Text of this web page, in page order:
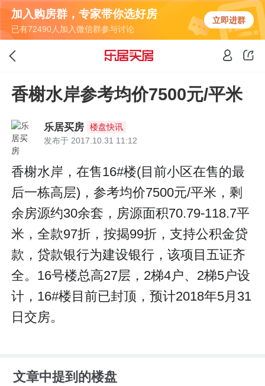
加入购房群，专家带你选好房
已有72490人加入微信群参与讨论
立即进群
香榭水岸参考均价7500元/平米
乐居买房
楼盘快讯
发布于 2017.10.31 11:12
香榭水岸，在售16#楼(目前小区在售的最
后一栋高层)，参考均价7500元/平米，剩
余房源约30余套，房源面积70.79-118.7平
米，全款97折，按揭99折，支持公积金贷
款，贷款银行为建设银行，该项目五证齐
全。16号楼总高27层，2梯4户、2梯5户设
计，16#楼目前已封顶，预计2018年5月31
日交房。
文章中提到的楼盘